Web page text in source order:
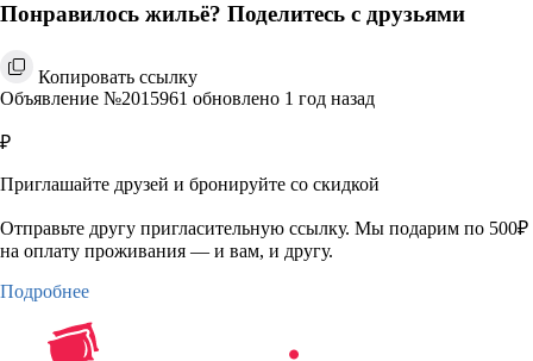
Понравилось жильё? Поделитесь с друзьями
Копировать ссылку
Объявление №2015961 обновлено 1 год назад
₽
Приглашайте друзей и бронируйте со скидкой
Отправьте другу пригласительную ссылку. Мы подарим по 500₽
на оплату проживания — и вам, и другу.
Подробнее